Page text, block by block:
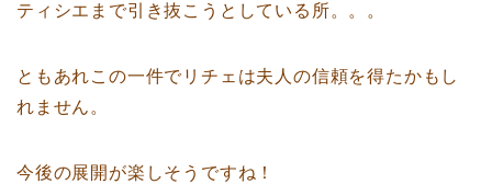
ティシエまで引き抜こうとしている所。。。
ともあれこの一件でリチェは夫人の信頼を得たかもし
れません。
今後の展開が楽しそうですね！